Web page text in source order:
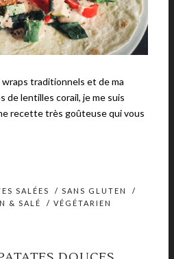
traditionnels et de ma
de lentilles corail, je me suis
recette très goûteuse qui vous
SALÉES / SANS GLUTEN
/
& SALÉ / VÉGÉTARIEN